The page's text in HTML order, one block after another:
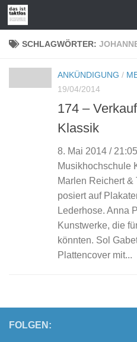
Zum Inhalt springen
SCHLAGWÖRTER:
ANKÜNDIGUNG /
19/04/2014
174 –
Klassik
8. Mai 2014 /
Musikhochschule
Marlen Reichert
posiert auf
Lederhose. Anna
Kunstwerke, die
könnten. Sol
Plattencover mit...
FOLGEN: